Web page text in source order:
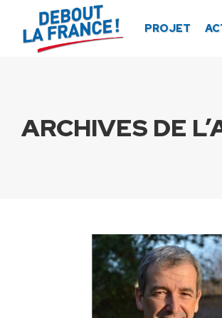
PROJET
ARCHIVES DE
Panneau de gestion des cookies